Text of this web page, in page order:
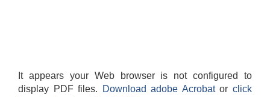
It appears your Web browser is not configured to
display PDF files.
Download adobe Acrobatorclick